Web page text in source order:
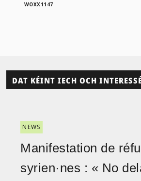
WOXX1147
DAT KÉINT IECH OCH
NEWS
Manifestation de
syrien·nes : « No